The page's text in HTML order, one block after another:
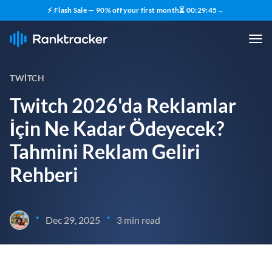
⚡ Flash Sale — 90% off your first month⏳ 00:29:44→
TWITCH
Twitch 2026'da Reklamlar
İçin Ne Kadar Ödeyecek?
Tahmini Reklam Geliri
Rehberi
• Dec 29, 2025 • 3 min read